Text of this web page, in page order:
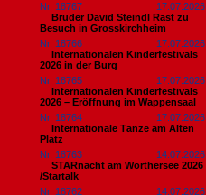
Nr. 18767
17.07.2026
Bruder David Steindl Rast zu
Besuch in Grosskirchheim
Nr. 18766
17.07.2026
Internationalen Kinderfestivals
2026 in der Burg
Nr. 18765
17.07.2026
Internationalen Kinderfestivals
2026 – Eröffnung im Wappensaal
Nr. 18764
17.07.2026
Internationale Tänze am Alten
Platz
Nr. 18763
14.07.2026
STARnacht am Wörthersee 2026
/Startalk
Nr. 18762
14.07.2026